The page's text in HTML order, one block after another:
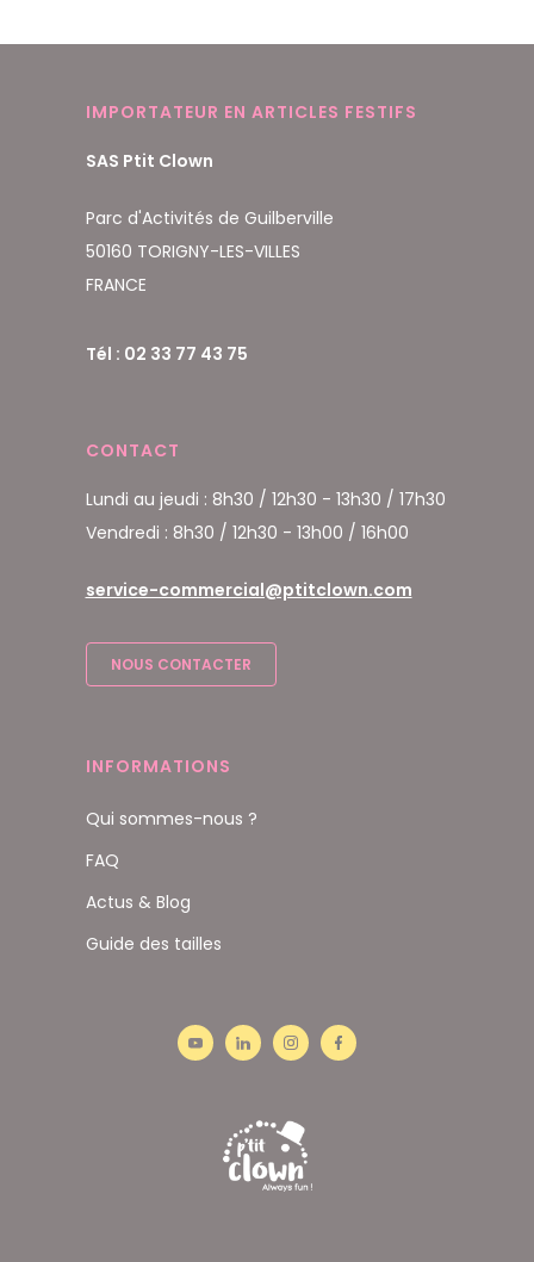
IMPORTATEUR EN ARTICLES FESTIFS
SAS Ptit Clown
Parc d'Activités de Guilberville
50160 TORIGNY-LES-VILLES
FRANCE
Tél : 02 33 77 43 75
CONTACT
Lundi au jeudi : 8h30 / 12h30 - 13h30 / 17h30
Vendredi : 8h30 / 12h30 - 13h00 / 16h00
service-commercial@ptitclown.com
NOUS CONTACTER
INFORMATIONS
Qui sommes-nous ?
FAQ
Actus & Blog
Guide des tailles